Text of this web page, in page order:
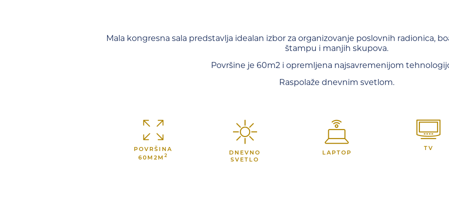
Mala kongresna sala predstavlja idealan izbor za organizovanje poslovnih radionica,
štampu i manjih skupova.
Površine je 60m2 i opremljena najsavremenijom
Raspolaže dnevnim svetlom.
POVRŠINA
60M2M2
DNEVNO
SVETLO
LAPTOP
TV